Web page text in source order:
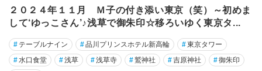
子
玉
川
お
台
２０２４年１１月 Ｍ子の付き添い東京（笑）～初めま
して‘ゆっこさん’♪浅草で御朱印☆移ろいゆく東京タ...
# テーブルナイン #品川プリンスホテル新高輪 #東京タワー
#水口食堂 #浅草 #浅草寺 #鷲神社 #吉原神社 #御朱印